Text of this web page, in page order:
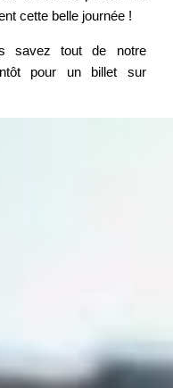
cette belle journée !
savez tout de notre
pour un billet sur